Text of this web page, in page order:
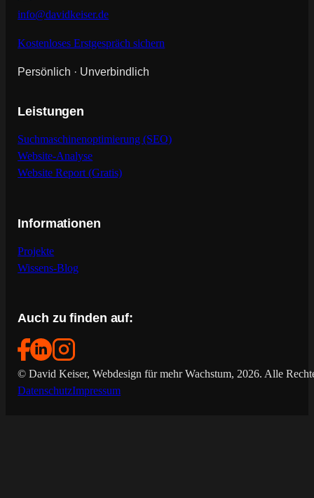
info@davidkeiser.de
Kostenloses Erstgespräch sichern
Persönlich · Unverbindlich
Leistungen
Suchmaschinenoptimierung (SEO)
Website-Analyse
Website Report (Gratis)
Informationen
Projekte
Wissens-Blog
Auch zu finden auf:
© David Keiser, Webdesign für mehr Wachstum, 2026. Alle
DatenschutzImpressum